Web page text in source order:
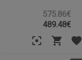
575.86€
489.48€